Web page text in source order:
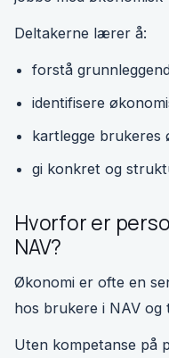
Deltakerne lærer å:
forstå
identifisere
kartlegge brukeres
gi konkret og
Hvorfor er
NAV?
Økonomi er ofte en
hos brukere i NAV og
Uten kompetanse på